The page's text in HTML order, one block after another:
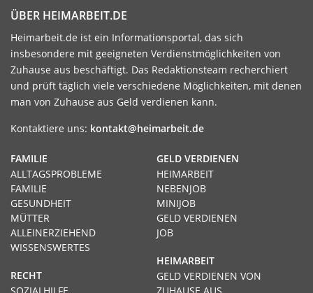
ÜBER HEIMARBEIT.DE
Heimarbeit.de ist ein Informationsportal, das sich
insbesondere mit geeigneten Verdienstmöglichkeiten von
Zuhause aus beschäftigt. Das Redaktionsteam recherchiert
und prüft täglich viele verschiedene Möglichkeiten, mit denen
man von Zuhause aus Geld verdienen kann.
Kontaktiere uns: kontakt@heimarbeit.de
GELD VERDIENEN
HEIMARBEIT
NEBENJOB
MINIJOB
GELD VERDIENEN
JOB
HEIMARBEIT
GELD VERDIENEN VON
ZUHAUSE AUS
FAMILIE
ALLTAGSPROBLEME
FAMILIE
GESUNDHEIT
MÜTTER
ALLEINERZIEHEND
WISSENSWERTES
RECHT
SOZIALHILFE